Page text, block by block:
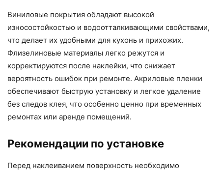
Виниловые покрытия обладают высокой
износостойкостью и водоотталкивающими свойствами,
что делает их удобными для кухонь и прихожих.
Флизелиновые материалы легко режутся и
корректируются после наклейки, что снижает
вероятность ошибок при ремонте. Акриловые пленки
обеспечивают быструю установку и легкое удаление
без следов клея, что особенно ценно при временных
ремонтах или аренде помещений.
Рекомендации по установке
Перед наклеиванием поверхность необходимо